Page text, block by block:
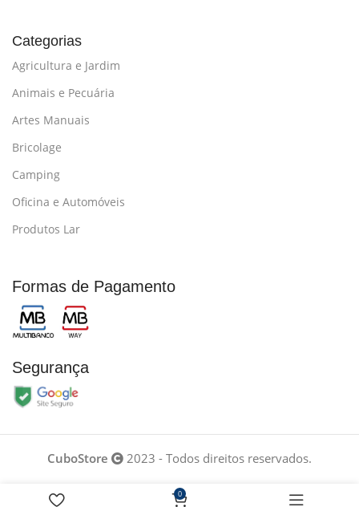
Categorias
Agricultura e Jardim
Animais e Pecuária
Artes Manuais
Bricolage
Camping
Oficina e Automóveis
Produtos Lar
Formas de Pagamento
Segurança
CuboStore 2023 - Todos direitos reservados.
Desenvolvido por
0